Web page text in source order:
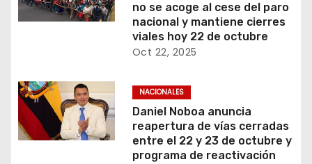
no se acoge al cese del paro
nacional y mantiene cierres
viales hoy 22 de octubre
Oct 22, 2025
NACIONALES
Daniel Noboa anuncia
reapertura de vías cerradas
entre el 22 y 23 de octubre y
programa de reactivación